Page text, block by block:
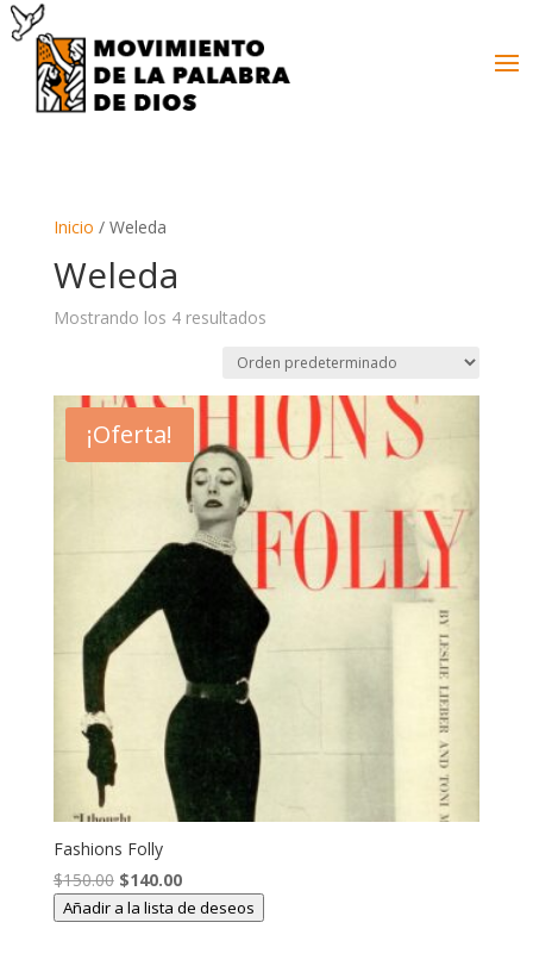
Inicio / Weleda
Weleda
Mostrando los 4 resultados
¡Oferta!
Fashions Folly
$150.00 El
precio
$140.00El
precio
Añadir a la lista de deseos